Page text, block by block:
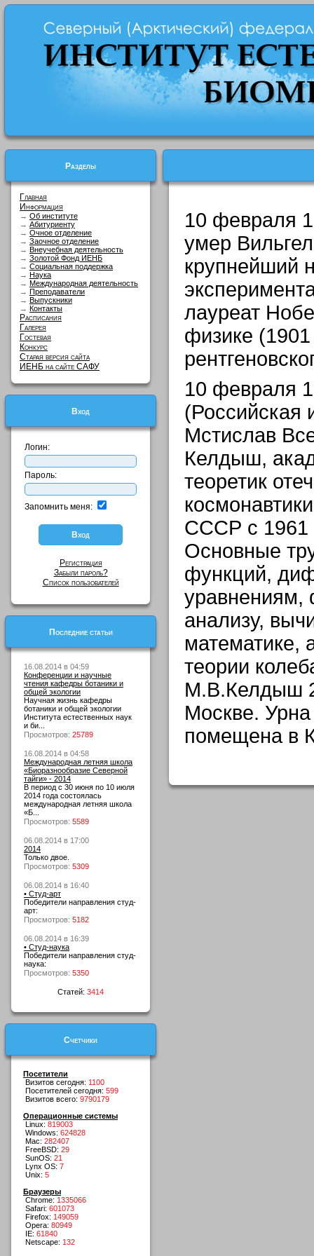
Разделы
Главная
Информация
→ Об институте
→ Абитуриенту
→ Очное отделение
→ Заочное отделение
→ Внеучебная деятельность
→ Золотой Фонд ИЕНБ
→ Социальная поддержка
→ Наука
→ Международная деятельность
→ Преподаватели
→ Выпускники
→ Контакты
Расписания
Галерея
Гостевая
Конкурс
Старая версия сайта
ИЕНБ на сайте САФУ
Вход
Логин:
Пароль:
Запомнить меня:
Регистрация
Забыли пароль?
Список пользователей
Последние статьи
16.08.2014 в 04:59
Конференции и научные
чтения кафедры ботаники и
общей экологии
Научная жизнь кафедры
ботаники и общей экологии
Института естественных наук
и би...
Просмотров: 25789
16.08.2014 в 04:58
Международная летняя школа
«Биоразнообразие Северной
тайги» - 2014
В период с 30 июня по 10 июля
2014 года состоялась
международная летняя школа
«Б...
Просмотров: 5589
06.08.2014 в 17:00
2014
Только двое.
Просмотров: 5309
06.08.2014 в 16:40
• Студ-арт
Победители направления студ-
арт:
Просмотров: 5182
06.08.2014 в 16:39
• Студ-наука
Победители направления студ-
наука:
Просмотров: 5350
Статей: 3414
Счетчики
Посетители
Визитов сегодня: 1100
Посетителей сегодня: 599
Визитов всего: 9790179
Операционные системы
Linux: 819003
Windows: 624828
Mac: 282407
FreeBSD: 29
SunOS: 21
Lynx OS: 7
Unix: 5
Браузеры
Chrome: 1335066
Safari: 601073
Firefox: 149059
Opera: 80949
IE: 61840
Netscape: 132
10 февраля
умер
крупнейший
лауреат
физике (1901
10 февраля
(Российская
Мстислав
Келдыш,
теоретик
СССР с 1961
Основные
функций,
уравнениям,
анализу,
математике,
теории
М.В.Келдыш
Москве.
помещена в